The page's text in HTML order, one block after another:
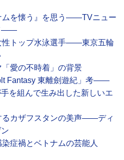
を懐う』を思う――TVニュー
――
トップ水泳選手――東京五輪
愛の不時着」の背景
Fantasy 東離劍遊紀」考――
を組んで生み出した新しいエ
カザフスタンの美声――ディ
症禍とベトナムの芸能人